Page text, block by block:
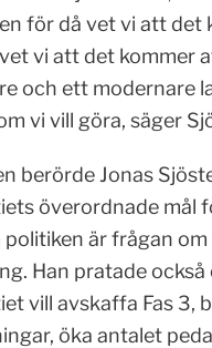
för då vet vi att det
vi att det kommer
och ett modernare
vi vill göra, säger
berörde Jonas
överordnade mål
är frågan om
Han pratade också
vill avskaffa Fas 3,
öka antalet